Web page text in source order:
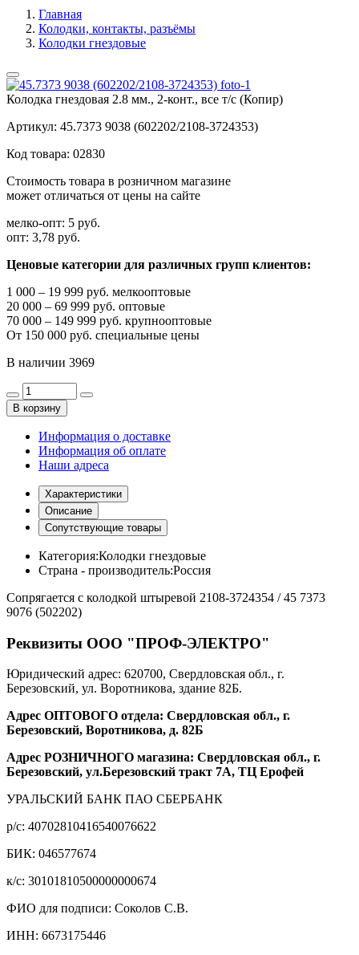
Главная
Колодки, контакты, разъёмы
Колодки гнездовые
Колодка гнездовая 2.8 мм., 2-конт., все т/с (Копир)
Артикул: 45.7373 9038 (602202/2108-3724353)
Код товара: 02830
Стоимость товара в розничном магазине
может отличаться от цены на сайте
мелко-опт: 5 руб.
опт: 3,78 руб.
Ценовые категории для различных групп клиентов:
1 000 – 19 999 руб. мелкооптовые
20 000 – 69 999 руб. оптовые
70 000 – 149 999 руб. крупнооптовые
От 150 000 руб. специальные цены
В наличии 3969
В корзину
Информация о доставке
Информация об оплате
Наши адреса
Характеристики
Описание
Сопутствующие товары
Категория:Колодки гнездовые
Страна - производитель:Россия
Сопрягается с колодкой штыревой 2108-3724354 / 45 7373
9076 (502202)
Реквизиты ООО "ПРОФ-ЭЛЕКТРО"
Юридический адрес: 620700, Свердловская обл., г.
Березовский, ул. Воротникова, здание 82Б.
Адрес ОПТОВОГО отдела: Свердловская обл., г.
Березовский, Воротникова, д. 82Б
Адрес РОЗНИЧНОГО магазина: Свердловская обл., г.
Березовский, ул.Березовский тракт 7А, ТЦ Ерофей
УРАЛЬСКИЙ БАНК ПАО СБЕРБАНК
р/c: 40702810416540076622
БИК: 046577674
к/c: 30101810500000000674
ФИО для подписи: Соколов С.В.
ИНН: 6673175446